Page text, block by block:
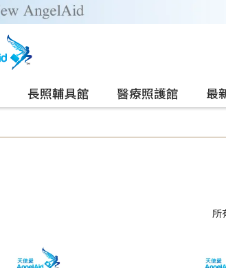
長照輔具館 醫療照護館 最
所